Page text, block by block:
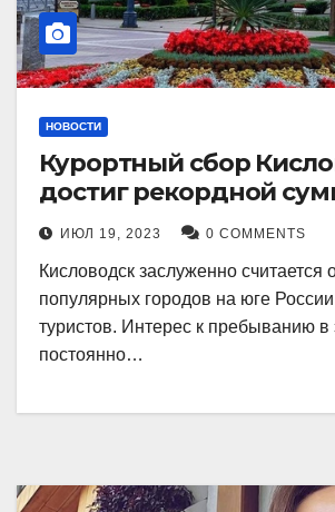
НОВОСТИ
Курортный сбор
достиг рекордной
ИЮЛ 19, 2023 0 COMMENTS
Кисловодск заслуженно
популярных городов на юге
туристов. Интерес к пребыванию в
постоянно…